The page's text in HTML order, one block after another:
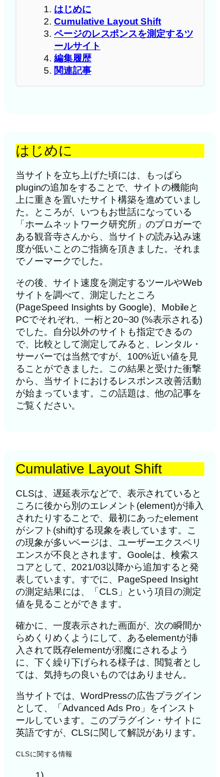
はじめに
Cumulative Layout Shift
ページのレスポンスを測定するツ
ールサイト
編集履歴
関連記事
はじめに
当サイトを立ち上げた頃には、もっぱら
pluginの追加をすることで、サイトの機能向
上に重きを置いたサイト構築を進めていまし
た。ところが、いつもお世話になっている
「ホームネットワーク研究所」のプロガーで
ある観音寺さんから、当サイトの読み込み速
度が低いことのご指摘を頂きました。それま
でノーマークでした。
その後、サイト速度を測定するツールやWeb
サイトを調べて、測定したところ
(PageSpeed Insights by Google)、Mobileと
PCでそれぞれ、一桁と20~30 (%表示される)
でした。自分以外のサイトも指定できるの
で、比較として測定してみると、レンタル・
サーバーでは当然ですが、100%近い値を見
ることができました。この結果と受けた衝撃
から、当サイトにおけるレスポンス改善活動
が始まっています。この話題は、他の記事を
ご覧ください。
Cumulative Layout Shift
CLSは、遅延表示などで、表示されていると
ころに後から別のエレメント(element)が挿入
されたりすることで、最初にあったelement
がシフト(shift)する現象を表しています。こ
の現象が多いページは、ユーザーエクスペリ
エンスが不良とされます。Gooleは、検索ス
コアとして、2021/03以降から追加すると発
表しています。すでに、PageSpeed Insight
の測定結果には、「CLS」という項目の測定
値を見ることができます。
確かに、一度表示された画面が、次の瞬間か
らめくりめくようにして、あるelementが挿
入されて既存elementが邪魔にされるよう
に、下く繰り下げられる様子は、閲覧者とし
ては、気持ちの良いものではありません。
当サイトでは、WordPressの広告プラグイン
として、「Advanced Ads Pro」をインスト
ールしています。このプラグイン・サイトに
英語ですが、CLSに関して解説があります。
CLSに関する情報